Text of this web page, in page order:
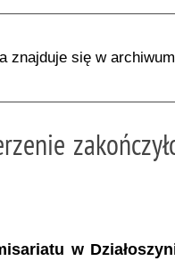
znajduje się w
w